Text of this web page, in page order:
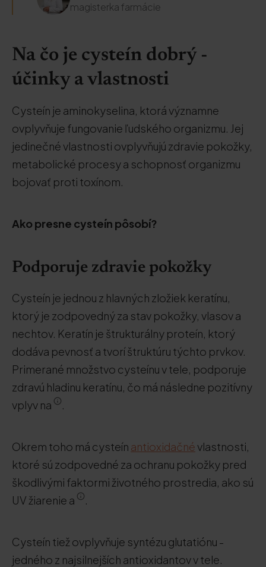
magisterka farmácie
Na čo je cysteín dobrý -
účinky a vlastnosti
Cysteín je aminokyselina, ktorá významne
ovplyvňuje fungovanie ľudského organizmu. Jej
jedinečné vlastnosti ovplyvňujú zdravie pokožky,
metabolické procesy a schopnosť organizmu
bojovať proti toxínom.
Ako presne cysteín pôsobí?
Podporuje zdravie pokožky
Cysteín je jednou z hlavných zložiek keratínu,
ktorý je zodpovedný za stav pokožky, vlasov a
nechtov. Keratín je štrukturálny proteín, ktorý
dodáva pevnosť a tvorí štruktúru týchto prvkov.
Primerané množstvo cysteínu v tele, podporuje
zdravú hladinu keratínu, čo má následne pozitívny
vplyv na
.
Okrem toho má cysteín antioxidačnévlastnosti,
ktoré sú zodpovedné za ochranu pokožky pred
škodlivými faktormi životného prostredia, ako sú
UV žiarenie a
.
Cysteín tiež ovplyvňuje syntézu glutatiónu -
jedného z najsilnejších antioxidantov v tele.